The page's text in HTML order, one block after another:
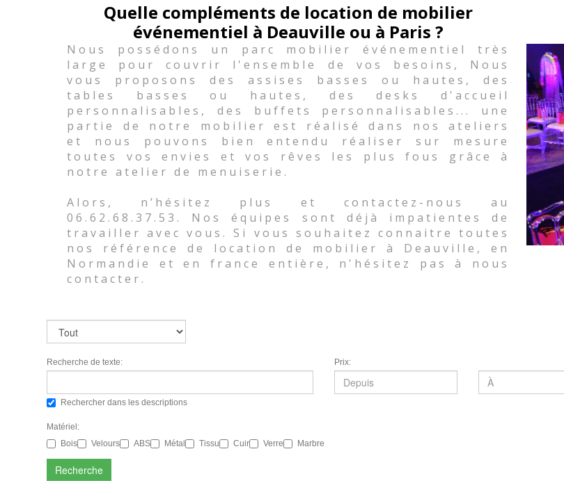
Quelle compléments de location de mobilier
événementiel à Deauville ou à Paris ?
Nous possédons un parc mobilier événementiel très
large pour couvrir l'ensemble de vos besoins, Nous
vous proposons des assises basses ou hautes, des
tables basses ou hautes, des desks d'accueil
personnalisables, des buffets personnalisables... une
partie de notre mobilier est réalisé dans nos ateliers
et nous pouvons bien entendu réaliser sur mesure
toutes vos envies et vos rêves les plus fous grâce à
notre atelier de menuiserie.
Alors, n’hésitez plus et contactez-nous au
06.62.68.37.53. Nos équipes sont déjà impatientes de
travailler avec vous. Si vous souhaitez connaitre toutes
nos référence de location de mobilier à Deauville, en
Normandie et en france entière, n'hésitez pas à nous
contacter.
Recherche de texte:
Rechercher dans les descriptions
Prix:
Matériel:
Bois
Velours ABS Métal Tissu Cuir Verre Marbre
Recherche